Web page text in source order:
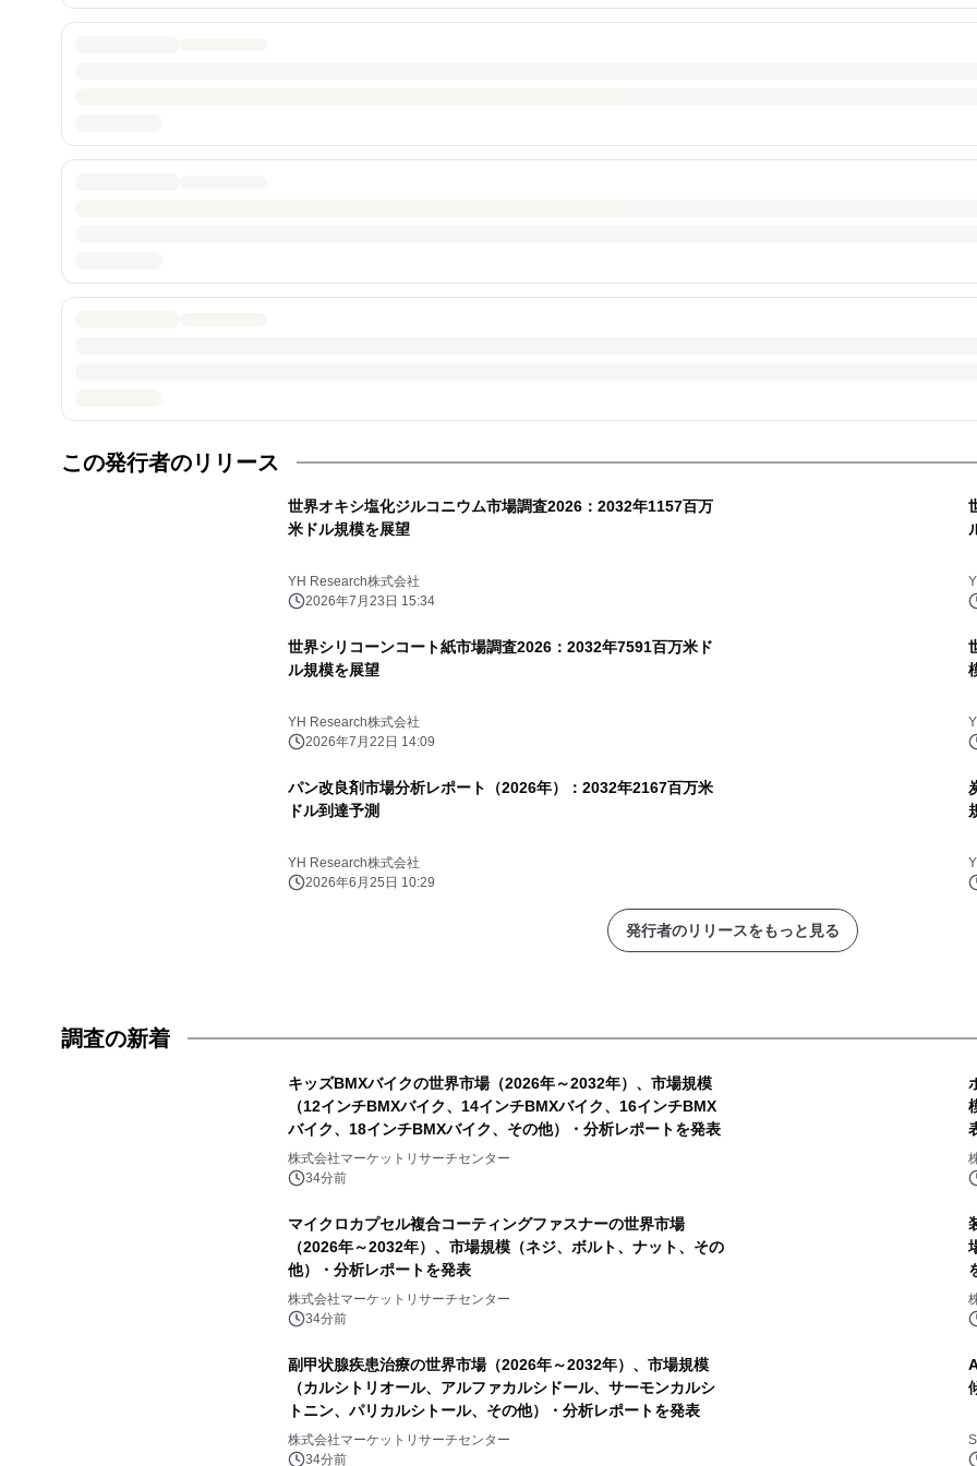
この発行者のリリース
世界オキシ塩化ジルコニウム市場調査2026：2032年1157百万
米ドル規模を展望
YH Research株式会社
2026年7月23日 15:34
世界シリコーンコート紙市場調査2026：2032年7591百万米ド
ル規模を展望
YH Research株式会社
2026年7月22日 14:09
パン改良剤市場分析レポート（2026年）：2032年2167百万米
ドル到達予測
YH Research株式会社
2026年6月25日 10:29
発行者のリリースをもっと見る
調査の新着
キッズBMXバイクの世界市場（2026年～2032年）、市場規模
（12インチBMXバイク、14インチBMXバイク、16インチBMX
バイク、18インチBMXバイク、その他）・分析レポートを発表
株式会社マーケットリサーチセンター
34分前
マイクロカプセル複合コーティングファスナーの世界市場
（2026年～2032年）、市場規模（ネジ、ボルト、ナット、その
他）・分析レポートを発表
株式会社マーケットリサーチセンター
34分前
副甲状腺疾患治療の世界市場（2026年～2032年）、市場規模
（カルシトリオール、アルファカルシドール、サーモンカルシ
トニン、パリカルシトール、その他）・分析レポートを発表
株式会社マーケットリサーチセンター
34分前